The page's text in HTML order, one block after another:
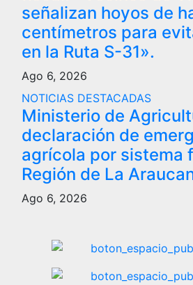
señalizan hoyos de
centímetros para
en la Ruta S-31».
Ago 6, 2026
NOTICIAS DESTACADAS
Ministerio de
declaración de
agrícola por sistema
Región de La
Ago 6, 2026